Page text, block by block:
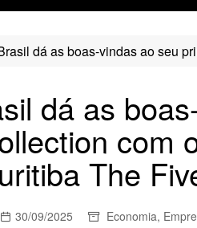
dá as boas-vindas ao seu
dá as
com
The
30/09/2025 Economia,